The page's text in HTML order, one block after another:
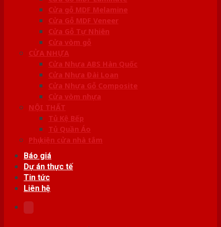
Cửa gỗ MDF Melamine
Cửa Gỗ MDF Veneer
Cửa Gỗ Tự Nhiên
Cửa vòm gỗ
CỬA NHỰA
Cửa Nhựa ABS Hàn Quốc
Cửa Nhựa Đài Loan
Cửa Nhựa Gỗ Composite
Cửa vòm nhựa
NỘI THẤT
Tủ Kệ Bếp
Tủ Quần Áo
Phụ kiện cửa nhà tắm
Báo giá
Dự án thực tế
Tin tức
Liên hệ